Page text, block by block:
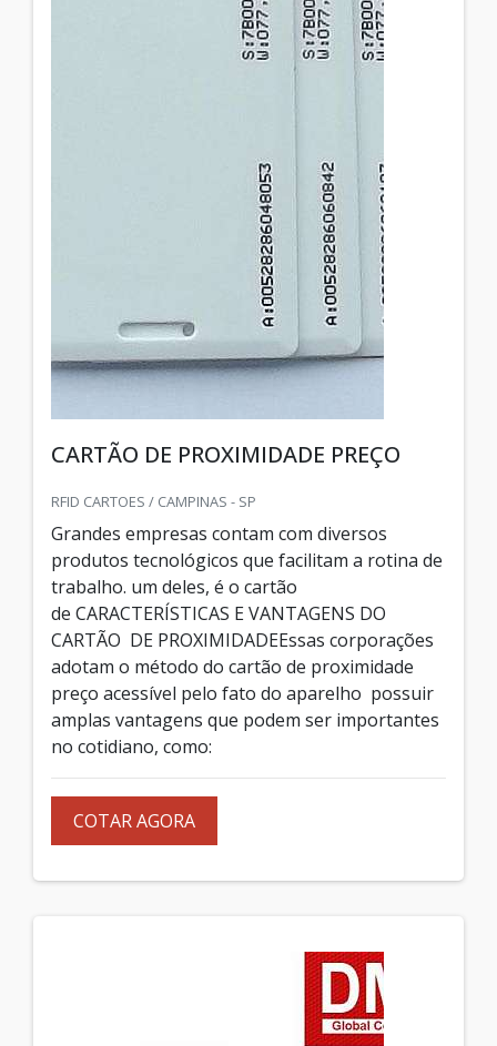
CARTÃO DE PROXIMIDADE PREÇO
RFID CARTOES / CAMPINAS - SP
Grandes empresas contam com diversos
produtos tecnológicos que facilitam a rotina de
trabalho. um deles, é o cartão
de CARACTERÍSTICAS E VANTAGENS DO
CARTÃO DE PROXIMIDADEEssas corporações
adotam o método do cartão de proximidade
preço acessível pelo fato do aparelho possuir
amplas vantagens que podem ser importantes
no cotidiano, como:
COTAR AGORA